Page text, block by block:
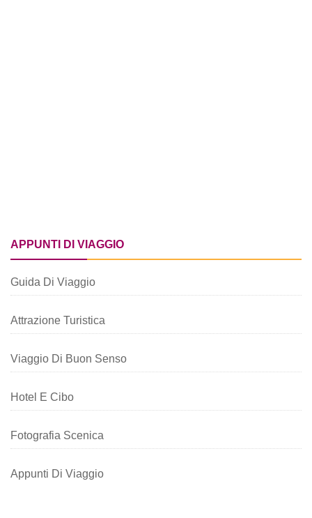
APPUNTI DI VIAGGIO
Guida Di Viaggio
Attrazione Turistica
Viaggio Di Buon Senso
Hotel E Cibo
Fotografia Scenica
Appunti Di Viaggio